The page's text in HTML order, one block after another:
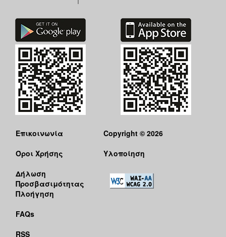
Επικοινωνία
Όροι Χρήσης
Δήλωση
Προσβασιμότητας
Πλοήγηση
FAQs
RSS
Copyright © 2026
Υλοποίηση